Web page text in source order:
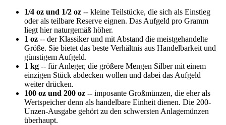
1/4 oz und 1/2 oz -- kleine Teilstücke, die sich als Einstieg
oder als teilbare Reserve eignen. Das Aufgeld pro Gramm
liegt hier naturgemäß höher.
1 oz -- der Klassiker und mit Abstand die meistgehandelte
Größe. Sie bietet das beste Verhältnis aus Handelbarkeit und
günstigem Aufgeld.
1 kg -- für Anleger, die größere Mengen Silber mit einem
einzigen Stück abdecken wollen und dabei das Aufgeld
weiter drücken.
100 oz und 200 oz -- imposante Groß­münzen, die eher als
Wertspeicher denn als handelbare Einheit dienen. Die 200-
Unzen-Ausgabe gehört zu den schwersten Anlagemünzen
überhaupt.